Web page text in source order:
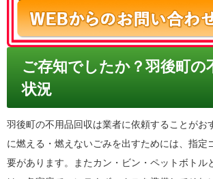
ご存知でしたか？羽後町の
状況
羽後町の不用品回収は業者に依頼することがお
に燃える・燃えないごみを出すためには、指定
要があります。またカン・ビン・ペットボトル